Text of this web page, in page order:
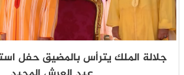
جلالة الملك يترأس بالمضيق حفل